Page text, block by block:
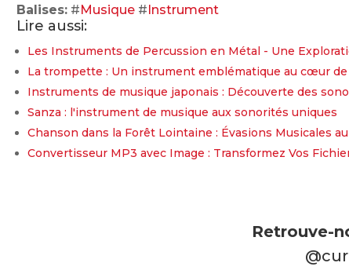
Balises: #Musique #Instrument
Lire aussi:
Les Instruments de Percussion en Métal - Une
La trompette : Un instrument emblématique au cœur de
Instruments de musique japonais : Découverte des
Sanza : l'instrument de musique aux sonorités uniques
Chanson dans la Forêt Lointaine : Évasions Musicales
Convertisseur MP3 avec Image : Transformez Vos
Retrouve-